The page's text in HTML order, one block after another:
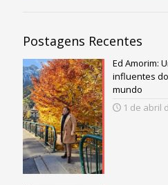
Postagens Recentes
Ed Amorim:
influentes
mundo
1 de abril